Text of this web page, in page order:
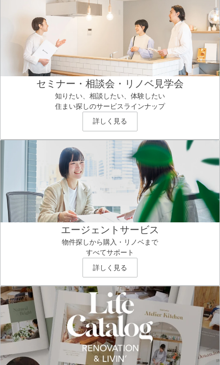
セミナー・相談会・リノベ見学会
知りたい、相談したい、体験したい
住まい探しのサービスラインナップ
詳しく見る
エージェントサービス
物件探しから購入・リノベまで
すべてサポート
詳しく見る